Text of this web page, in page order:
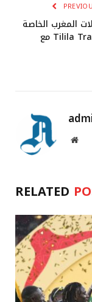
المغرب الخاصة
مع Tilila Travel وباقة
RELATED